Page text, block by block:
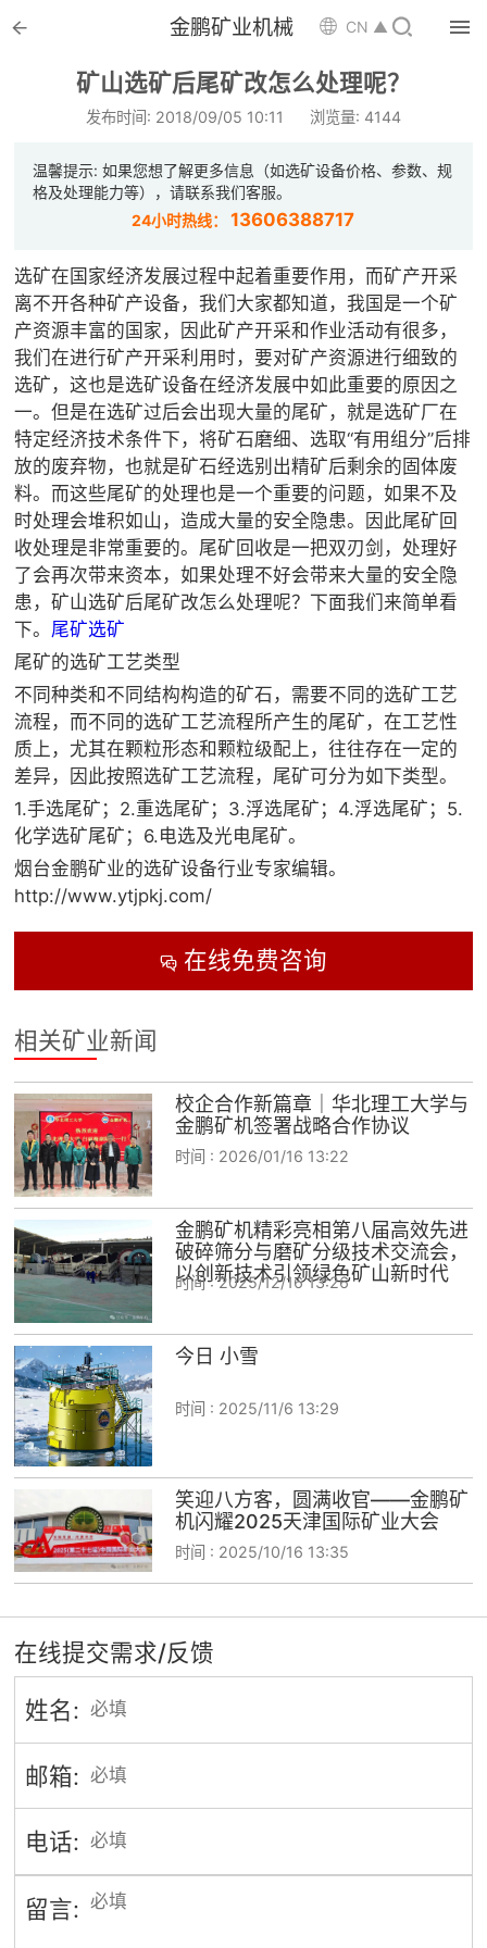
 金鹏矿业机械 CN ▲ 
矿山选矿后尾矿改怎么处理呢？
发布时间: 2018/09/05 10:11 浏览量: 4144
温馨提示: 如果您想了解更多信息（如选矿设备价格、参数、规
格及处理能力等），请联系我们客服。
24小时热线：13606388717
选矿在国家经济发展过程中起着重要作用，而矿产开采
离不开各种矿产设备，我们大家都知道，我国是一个矿
产资源丰富的国家，因此矿产开采和作业活动有很多，
我们在进行矿产开采利用时，要对矿产资源进行细致的
选矿，这也是选矿设备在经济发展中如此重要的原因之
一。但是在选矿过后会出现大量的尾矿，就是选矿厂在
特定经济技术条件下，将矿石磨细、选取“有用组分”后排
放的废弃物，也就是矿石经选别出精矿后剩余的固体废
料。而这些尾矿的处理也是一个重要的问题，如果不及
时处理会堆积如山，造成大量的安全隐患。因此尾矿回
收处理是非常重要的。尾矿回收是一把双刃剑，处理好
了会再次带来资本，如果处理不好会带来大量的安全隐
患，矿山选矿后尾矿改怎么处理呢？下面我们来简单看
下。 尾矿选矿
尾矿的选矿工艺类型
不同种类和不同结构构造的矿石，需要不同的选矿工艺
流程，而不同的选矿工艺流程所产生的尾矿，在工艺性
质上，尤其在颗粒形态和颗粒级配上，往往存在一定的
差异，因此按照选矿工艺流程，尾矿可分为如下类型。
1.手选尾矿；2.重选尾矿；3.浮选尾矿；4.浮选尾矿；5.
化学选矿尾矿；6.电选及光电尾矿。
烟台金鹏矿业的选矿设备行业专家编辑。
http://www.ytjpkj.com/
在线免费咨询
相关矿业新闻
校企合作新篇章｜华北理工大学与
金鹏矿机签署战略合作协议
时间 : 2026/01/16 13:22
金鹏矿机精彩亮相第八届高效先进
破碎筛分与磨矿分级技术交流会，
以创新技术引领绿色矿山新时代
时间 :2025/12/16 13:26
今日 小雪
时间 : 2025/11/6 13:29
笑迎八方客，圆满收官——金鹏矿
机闪耀2025天津国际矿业大会
时间 : 2025/10/16 13:35
在线提交需求/反馈
姓名:
邮箱:
电话:
留言:
 首页
 选矿设备
 配件耗材

 选矿总包
 案例中心
 服务体系
 新闻中心
 矿山设计院
 选矿实验室
企业文化
专家团队
 联系我们